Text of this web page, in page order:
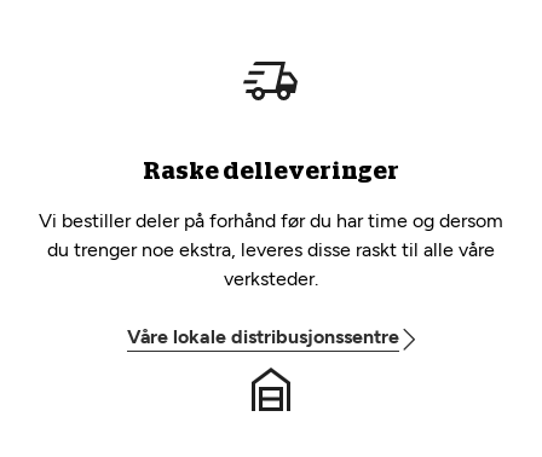
Raske delleveringer
Vi bestiller deler på forhånd før du har time og dersom
du trenger noe ekstra, leveres disse raskt til alle våre
verksteder.
Våre lokale distribusjonssentre